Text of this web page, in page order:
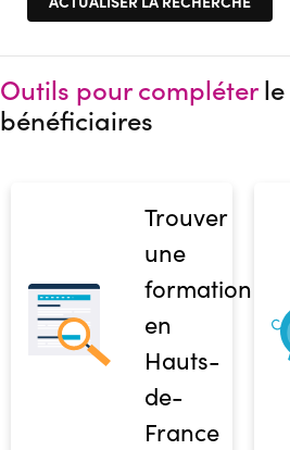
Outils pour compléterle
bénéficiaires
Trouver
une
formation
en
Hauts-
de-
France